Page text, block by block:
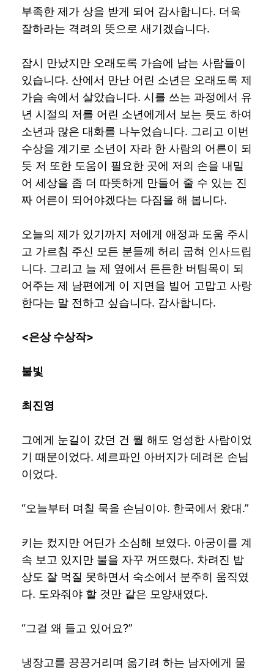
부족한 제가 상을 받게 되어 감사합니다. 더욱
잘하라는 격려의 뜻으로 새기겠습니다.
잠시 만났지만 오래도록 가슴에 남는 사람들이
있습니다. 산에서 만난 어린 소년은 오래도록 제
가슴 속에서 살았습니다. 시를 쓰는 과정에서 유
년 시절의 저를 어린 소년에게서 보는 듯도 하여
소년과 많은 대화를 나누었습니다. 그리고 이번
수상을 계기로 소년이 자라 한 사람의 어른이 되
듯 저 또한 도움이 필요한 곳에 저의 손을 내밀
어 세상을 좀 더 따뜻하게 만들어 줄 수 있는 진
짜 어른이 되어야겠다는 다짐을 해 봅니다.
오늘의 제가 있기까지 저에게 애정과 도움 주시
고 가르침 주신 모든 분들께 허리 굽혀 인사드립
니다. 그리고 늘 제 옆에서 든든한 버팀목이 되
어주는 제 남편에게 이 지면을 빌어 고맙고 사랑
한다는 말 전하고 싶습니다. 감사합니다.
<은상 수상작>
불빛
최진영
그에게 눈길이 갔던 건 뭘 해도 엉성한 사람이었
기 때문이었다. 셰르파인 아버지가 데려온 손님
이었다.
“오늘부터 며칠 묵을 손님이야. 한국에서 왔대.”
키는 컸지만 어딘가 소심해 보였다. 아궁이를 계
속 보고 있지만 불을 자꾸 꺼뜨렸다. 차려진 밥
상도 잘 먹질 못하면서 숙소에서 분주히 움직였
다. 도와줘야 할 것만 같은 모양새였다.
“그걸 왜 들고 있어요?”
냉장고를 끙끙거리며 옮기려 하는 남자에게 물